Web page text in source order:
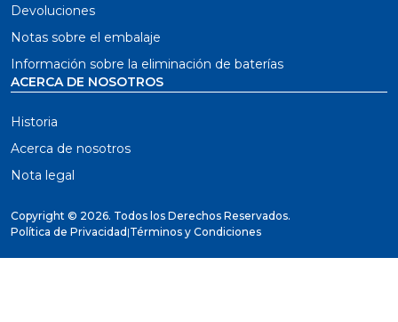
Devoluciones
Notas sobre el embalaje
Información sobre la eliminación de baterías
ACERCA DE NOSOTROS
Historia
Acerca de nosotros
Nota legal
Copyright © 2026. Todos los Derechos Reservados.
Política de Privacidad |Términos y Condiciones